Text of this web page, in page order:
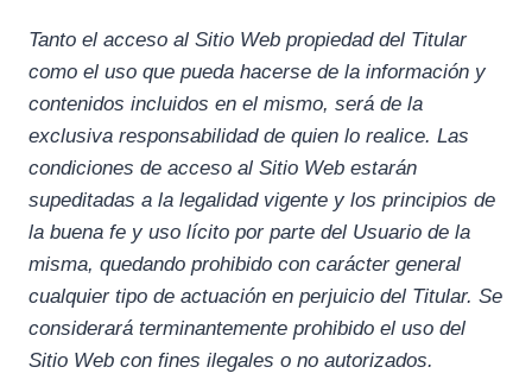
Tanto el acceso al Sitio Web propiedad del Titular
como el uso que pueda hacerse de la información y
contenidos incluidos en el mismo, será de la
exclusiva responsabilidad de quien lo realice. Las
condiciones de acceso al Sitio Web estarán
supeditadas a la legalidad vigente y los principios de
la buena fe y uso lícito por parte del Usuario de la
misma, quedando prohibido con carácter general
cualquier tipo de actuación en perjuicio del Titular. Se
considerará terminantemente prohibido el uso del
Sitio Web con fines ilegales o no autorizados.